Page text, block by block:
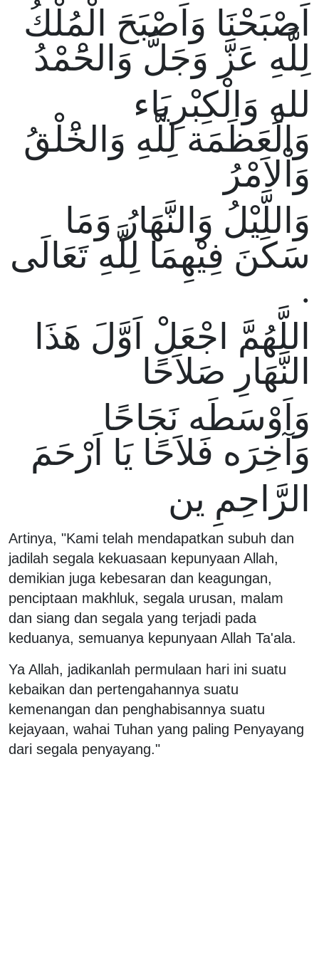
اَصْبَحْنَا وَاَصْبَحَ الْمُلْكُ
لِلَّهِ عَزَّ وَجَلَّ وَالحَْمْدُ
للهِ وَالْكِبْرِيَاء
وَالْعَظَمَة لِلَّهِ وَالخَْلْقُ
وَاْلاَمْرُ
وَاللَّيْلُ وَالنَّهَارُ وَمَا
سَكَنَ فِيْهِمَا لِلَّهِ تَعَالَى
.
اللَّهُمَّ اجْعَلْ اَوَّلَ هَذَا
النَّهَارِ صَلاَحًا
وَاَوْسَطَه نَجَاحًا
وَآخِرَه فَلاَحًا يَا اَرْحَمَ
الرَّاحِمِ ين
Artinya, "Kami telah mendapatkan subuh dan
jadilah segala kekuasaan kepunyaan Allah,
demikian juga kebesaran dan keagungan,
penciptaan makhluk, segala urusan, malam
dan siang dan segala yang terjadi pada
keduanya, semuanya kepunyaan Allah Ta'ala.
Ya Allah, jadikanlah permulaan hari ini suatu
kebaikan dan pertengahannya suatu
kemenangan dan penghabisannya suatu
kejayaan, wahai Tuhan yang paling Penyayang
dari segala penyayang."